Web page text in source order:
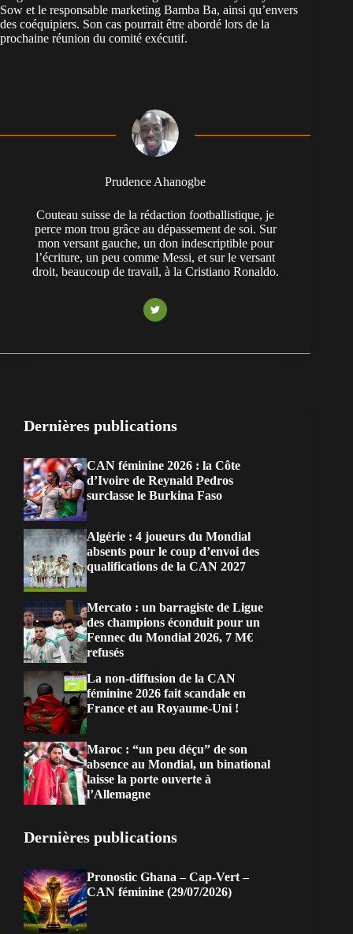
Sow et le responsable marketing Bamba Ba, ainsi qu’envers
des coéquipiers. Son cas pourrait être abordé lors de la
prochaine réunion du comité exécutif.
Prudence Ahanogbe
Couteau suisse de la rédaction footballistique, je
perce mon trou grâce au dépassement de soi. Sur
mon versant gauche, un don indescriptible pour
l’écriture, un peu comme Messi, et sur le versant
droit, beaucoup de travail, à la Cristiano Ronaldo.
Dernières publications
CAN féminine 2026 : la Côte
d’Ivoire de Reynald Pedros
surclasse le Burkina Faso
Algérie : 4 joueurs du Mondial
absents pour le coup d’envoi des
qualifications de la CAN 2027
Mercato : un barragiste de Ligue
des champions éconduit pour un
Fennec du Mondial 2026, 7 M€
refusés
La non-diffusion de la CAN
féminine 2026 fait scandale en
France et au Royaume-Uni !
Maroc : “un peu déçu” de son
absence au Mondial, un binational
laisse la porte ouverte à
l’Allemagne
Dernières publications
Pronostic Ghana – Cap-Vert –
CAN féminine (29/07/2026)